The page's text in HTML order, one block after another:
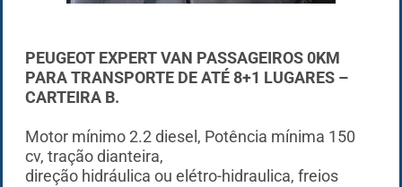
PEUGEOT EXPERT VAN PASSAGEIROS 0KM
PARA TRANSPORTE DE ATÉ 8+1 LUGARES –
CARTEIRA B.
Motor mínimo 2.2 diesel, Potência mínima 150
cv, tração dianteira,
direção hidráulica ou elétro-hidraulica, freios